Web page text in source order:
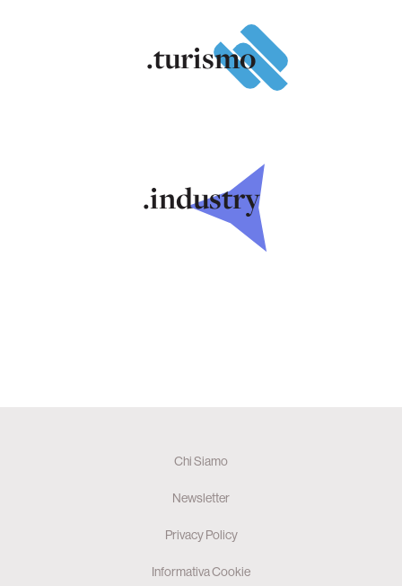
.turismo
.industry
Chi Siamo
Newsletter
Privacy Policy
Informativa Cookie